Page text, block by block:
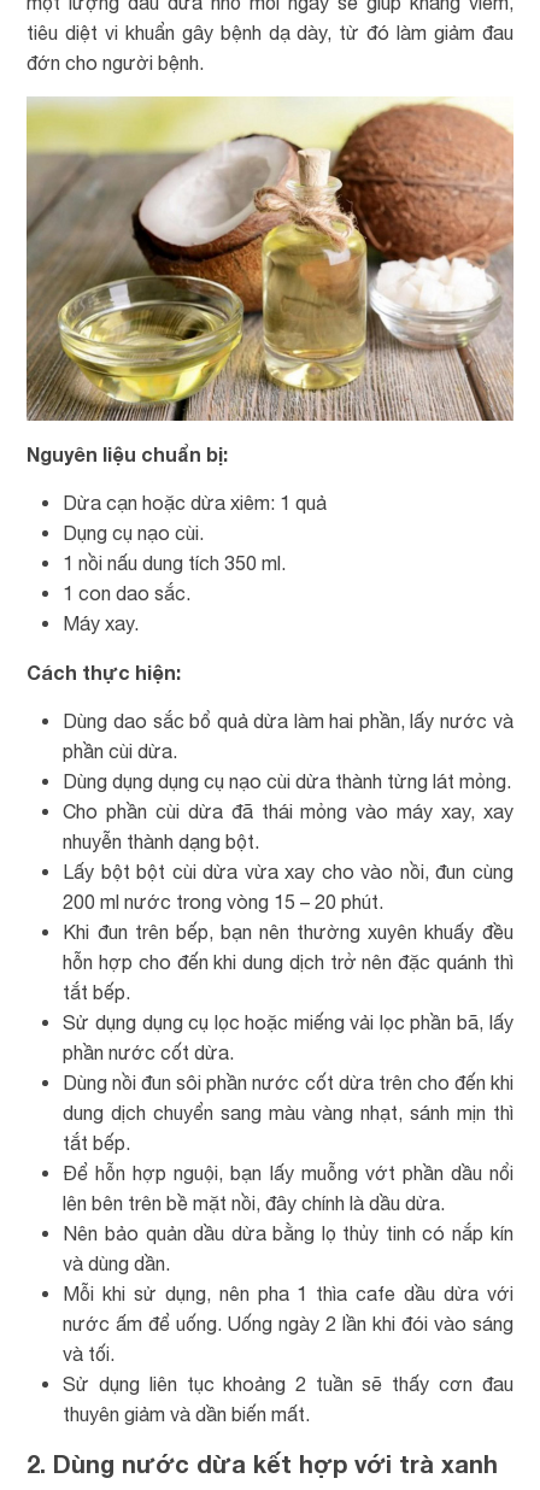
tiêu diệt vi khuẩn gây bệnh dạ dày, từ đó làm giảm đau
đớn cho người bệnh.
Nguyên liệu chuẩn bị:
Dừa cạn hoặc dừa xiêm: 1 quả
Dụng cụ nạo cùi.
1 nồi nấu dung tích 350 ml.
1 con dao sắc.
Máy xay.
Cách thực hiện:
Dùng dao sắc bổ quả dừa làm hai phần, lấy nước và
phần cùi dừa.
Dùng dụng dụng cụ nạo cùi dừa thành từng lát mỏng.
Cho phần cùi dừa đã thái mỏng vào máy xay, xay
nhuyễn thành dạng bột.
Lấy bột bột cùi dừa vừa xay cho vào nồi, đun cùng
200 ml nước trong vòng 15 – 20 phút.
Khi đun trên bếp, bạn nên thường xuyên khuấy đều
hỗn hợp cho đến khi dung dịch trở nên đặc quánh thì
tắt bếp.
Sử dụng dụng cụ lọc hoặc miếng vải lọc phần bã, lấy
phần nước cốt dừa.
Dùng nồi đun sôi phần nước cốt dừa trên cho đến khi
dung dịch chuyển sang màu vàng nhạt, sánh mịn thì
tắt bếp.
Để hỗn hợp nguội, bạn lấy muỗng vớt phần dầu nổi
lên bên trên bề mặt nồi, đây chính là dầu dừa.
Nên bảo quản dầu dừa bằng lọ thủy tinh có nắp kín
và dùng dần.
Mỗi khi sử dụng, nên pha 1 thìa cafe dầu dừa với
nước ấm để uống. Uống ngày 2 lần khi đói vào sáng
và tối.
Sử dụng liên tục khoảng 2 tuần sẽ thấy cơn đau
thuyên giảm và dần biến mất.
2. Dùng nước dừa kết hợp với trà xanh